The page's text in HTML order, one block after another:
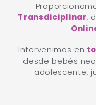
Transdiciplinar,
Intervenimos en
desde bebés
adolescente,